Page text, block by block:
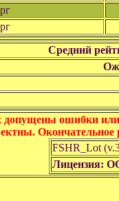
Средний
допущены ошибки
FSHR_Lot
Лицензия: